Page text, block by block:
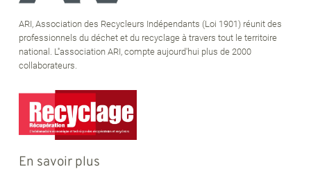
ARI, Association des Recycleurs Indépendants (Loi 1901) réunit des
professionnels du déchet et du recyclage à travers tout le territoire
national. L''association ARI, compte aujourd'hui plus de 2000
collaborateurs.
En savoir plus